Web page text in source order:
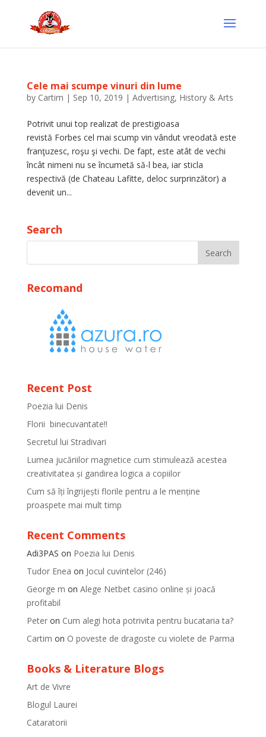
Cele mai scumpe vinuri din lume
by Cartim | Sep 10, 2019 | Advertising, History & Arts
Potrivit unui top realizat de prestigioasa
revistă Forbes cel mai scump vin vândut vreodată este
franţuzesc, roşu şi vechi. De fapt, este atât de vechi
încât nimeni nu se încumetă să-l bea, iar sticla
respectivă (de Chateau Lafitte, deloc surprinzător) a
devenit un...
Search
Recomand
Recent Post
Poezia lui Denis
Florii binecuvantate!!
Secretul lui Stradivari
Lumea jucăriilor magnetice cum stimulează acestea
creativitatea și gandirea logica a copiilor
Cum să îți îngrijești florile pentru a le menține
proaspete mai mult timp
Recent Comments
Adi3PAS on Poezia lui Denis
Tudor Enea on Jocul cuvintelor (246)
George m on Alege Netbet casino online și joacă
profitabil
Peteron Cum alegi hota potrivita pentru bucataria ta?
Cartim on O poveste de dragoste cu violete de Parma
Books & Literature Blogs
Art de Vivre
Blogul Laurei
Cataratorii